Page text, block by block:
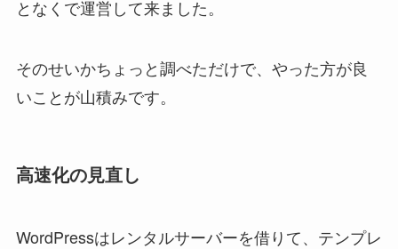
となくで運営して来ました。
そのせいかちょっと調べただけで、やった方が良
いことが山積みです。
高速化の見直し
WordPressはレンタルサーバーを借りて、テンプレ